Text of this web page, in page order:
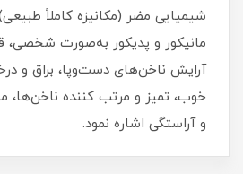
شيميايی مضر ‏(مکانیزه کاملاً
مانيكور و پدیكور به‌صورت شخصی،
آرايش ناخن‌های دست‌وپا، براق و
خوب، تميز و مرتب كننده ناخن‌ها،
و آراستگی اشاره نمود.